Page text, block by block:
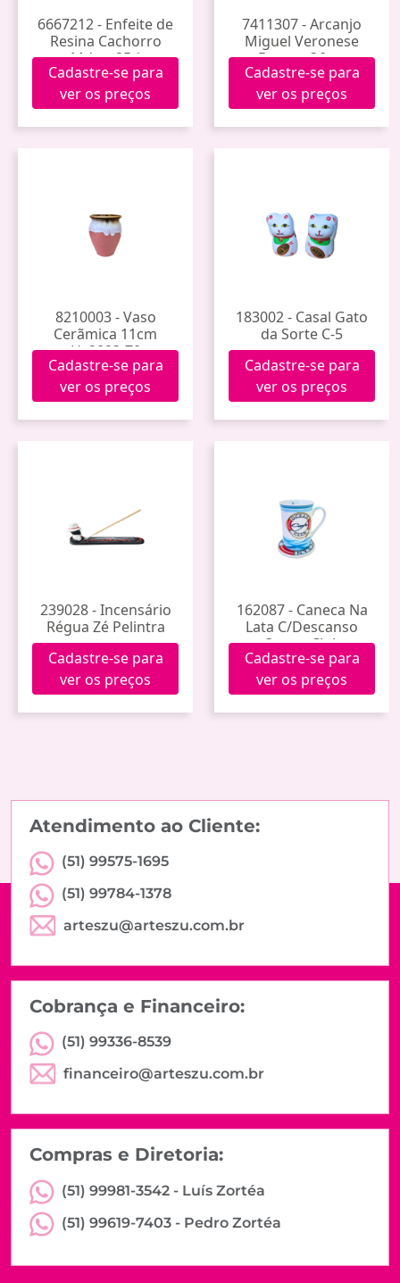
6667212 - Enfeite de
Resina Cachorro
Mdog-25d
Cadastre-se para
ver os preços
7411307 - Arcanjo
Miguel Veronese
Bronze 36cm
Wu71543a4 (4)
Cadastre-se para
ver os preços
8210003 - Vaso
Cerãmica 11cm
Hy2023-70
Cadastre-se para
ver os preços
183002 - Casal Gato
da Sorte C-5
Cadastre-se para
ver os preços
239028 - Incensário
Régua Zé Pelintra
Cadastre-se para
ver os preços
162087 - Caneca Na
Lata C/Descanso
Ocean Club
A078cmb05g2572
Cadastre-se para
ver os preços
Atendimento ao Cliente:
(51) 99575-1695
(51) 99784-1378
arteszu@arteszu.com.br
Cobrança e Financeiro:
(51) 99336-8539
financeiro@arteszu.com.br
Compras e Diretoria:
(51) 99981-3542 - Luís Zortéa
(51) 99619-7403 - Pedro Zortéa